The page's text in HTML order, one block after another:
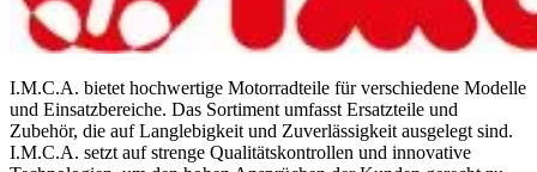
I.M.C.A. bietet hochwertige Motorradteile für verschiedene Modelle
und Einsatzbereiche. Das Sortiment umfasst Ersatzteile und
Zubehör, die auf Langlebigkeit und Zuverlässigkeit ausgelegt sind.
I.M.C.A. setzt auf strenge Qualitätskontrollen und innovative